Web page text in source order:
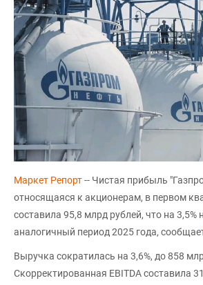
Маркет Репорт-- Чистая прибыль
относящаяся к акционерам, в первом
составила 95,8 млрд рублей, что на 3,5%
аналогичный период 2025 года,
Выручка сократилась на 3,6%, до 858
Скорректированная EBITDA составила